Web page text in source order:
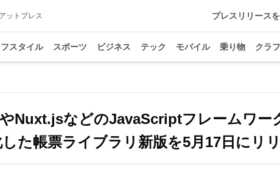
ットプレス プレスリリース
スタイル スポーツ ビジネス テック モバイル 乗り物 クラ
Nuxt.jsなどのJavaScriptフレームワー
た帳票ライブラリ新版を5月17日にリ